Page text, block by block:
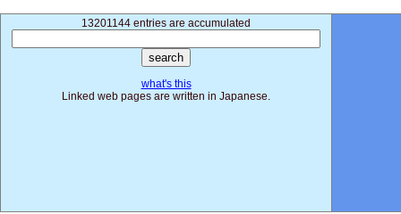
13201144 entries are accumulated
what's this
Linked web pages are written in Japanese.